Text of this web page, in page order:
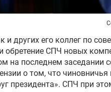
других его коллег по
обретение СПЧ новых
на последнем заседании
о том, что чиновничья
президента». СПЧ при